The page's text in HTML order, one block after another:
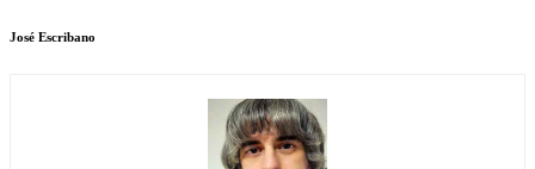
José Escribano